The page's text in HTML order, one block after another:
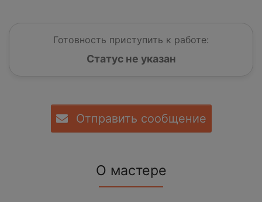
Готовность приступить к работе:
Статус не указан
Отправить сообщение
О мастере